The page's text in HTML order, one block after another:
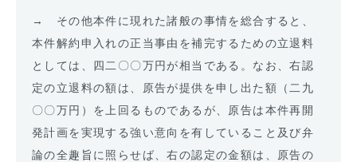
→ その他本件に現れた諸般の事情を総合すると、
本件解約申入れの正当事由を補完するための立退料
としては、四二〇〇万円が相当である。なお、右認
定の立退料の額は、原告が提供を申し出た額（二九
〇〇万円）を上回るものであるが、原告は本件再開
発計画を実現する強い意向を有していること及び弁
論の全趣旨に照らせば、右の認定の金額は、原告の